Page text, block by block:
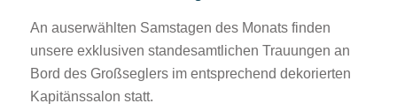
An auserwählten Samstagen des Monats finden
unsere exklusiven standesamtlichen Trauungen an
Bord des Großseglers im entsprechend dekorierten
Kapitänssalon statt.